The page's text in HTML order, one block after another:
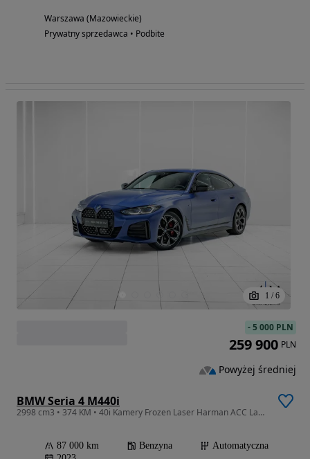
Warszawa (Mazowieckie)
Prywatny sprzedawca • Podbite
1 / 6
BMW Seria 4 M440i
2998 cm3 • 374 KM • 40i Kamery Frozen Laser Harman ACC Laser Bezwypadkowy VAT23%
87 000 km Benzyna
Automatyczna
-5 000 PLN
259 900 PLN
Powyżej średniej